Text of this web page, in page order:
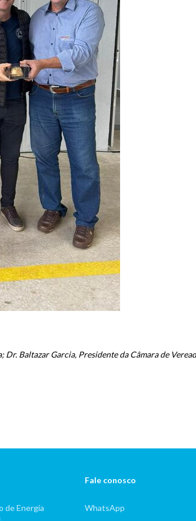
Baltazar Garcia, Presidente da Câmara de
de Energia
Fale conosco
WhatsApp